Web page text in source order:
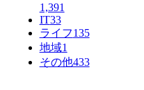
1,391
IT33
ライフ135
地域1
その他433